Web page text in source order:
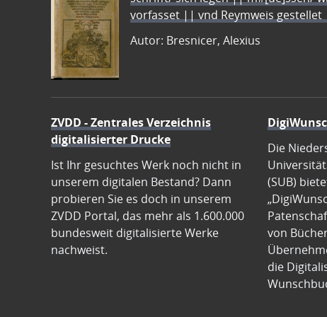
vorfasset || vnd Reymweis
Autor: Bresnicer, Alexius
ZVDD - Zentrales Verzeichnis
digitalisierter Drucke
Ist Ihr gesuchtes Werk noch nicht in
unserem digitalen Bestand? Dann
probieren Sie es doch in unserem
ZVDD Portal, das mehr als 1.600.000
bundesweit digitalisierte Werke
nachweist.
Die
(SUB)
von
die